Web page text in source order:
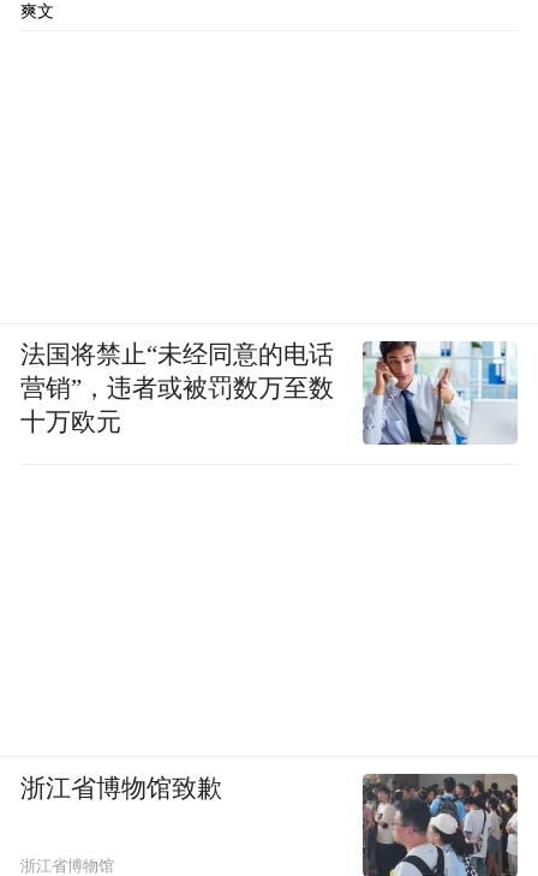
爽文
法国将禁止“未经同意的电话
营销”，违者或被罚数万至数
十万欧元
浙江省博物馆致歉
浙江省博物馆